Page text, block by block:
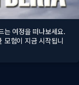
는 여정을 떠나보세요.
모험이 지금 시작됩니